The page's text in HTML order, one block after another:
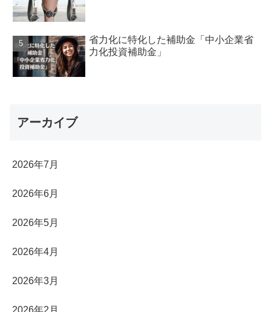
省力化に特化した補助金「中小企業省
力化投資補助金」
アーカイブ
2026年7月
2026年6月
2026年5月
2026年4月
2026年3月
2026年2月